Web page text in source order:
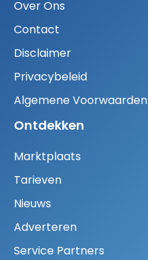
Over Ons
Contact
Disclaimer
Privacybeleid
Algemene Voorwaarden
Ontdekken
Marktplaats
Tarieven
Nieuws
Adverteren
Service Partners